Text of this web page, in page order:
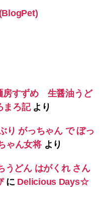
すずめ 生醤油うど
まろ記より
がっちゃん で ぼっ
ゃん女将より
どん はがくれ さん
に Delicious Days☆